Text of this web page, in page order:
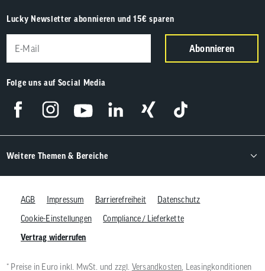
Lucky Newsletter abonnieren und 15€ sparen
Abonnieren
Folge uns auf Social Media
Weitere Themen & Bereiche
AGB Impressum Barrierefreiheit
Datenschutz
Cookie-Einstellungen
Compliance / Lieferkette
Vertrag widerrufen
* Preise in Euro inkl. MwSt. und zzgl. Versandkosten, Leasingkonditionen